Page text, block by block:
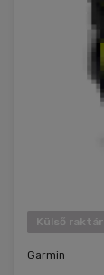
Külső raktár
Garmin